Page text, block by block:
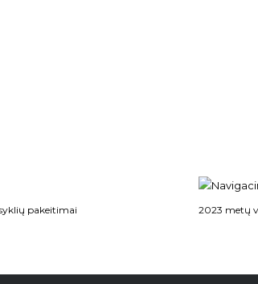
pakeitimai 2023 metų